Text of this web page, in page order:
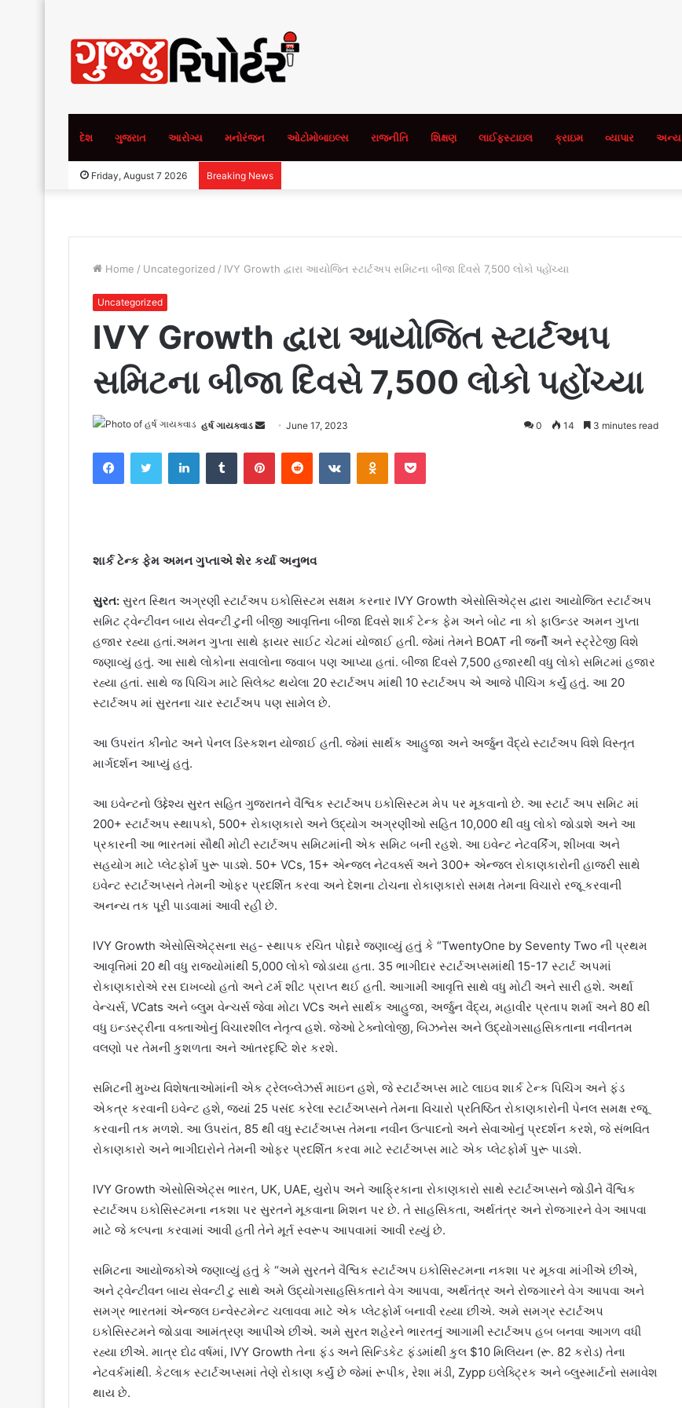
દેશ ગુજરાત આરોગ્ય મનોરંજન ઓટોમોબાઇલ્સ રાજનીતિ શિક્ષણ લાઈફસ્ટાઇલ ક્રાઇમ વ્યાપાર અન્ય
Friday, August 7 2026 Breaking News
Home / Uncategorized / IVY Growth દ્વારા આયોજિત સ્ટાર્ટઅપ સમિટના બીજા દિવસે 7,500 લોકો પહોંચ્યા
Uncategorized
IVY Growth દ્વારા આયોજિત સ્ટાર્ટઅપ
સમિટના બીજા દિવસે 7,500 લોકો પહોંચ્યા
હર્ષ ગાયક્વાડ
d
m
i
l
June 17, 2023 0 14 3 minutes read
શાર્ક ટેન્ક ફેમ અમન ગુપ્તાએ શેર કર્યા અનુભવ
સુરત: સુરત સ્થિત અગ્રણી સ્ટાર્ટઅપ ઇકોસિસ્ટમ સક્ષમ કરનાર IVY Growth એસોસિએટ્સ દ્વારા આયોજિત સ્ટાર્ટઅપ
સમિટ ટ્વેન્ટીવન બાય સેવન્ટી ટુની બીજી આવૃત્તિના બીજા દિવસે શાર્ક ટેન્ક ફેમ અને બોટ ના કો ફાઉન્ડર અમન ગુપ્તા
હજાર રહ્યા હતાં.અમન ગુપ્તા સાથે ફાયર સાઈટ ચેટમાં યોજાઈ હતી. જેમાં તેમને BOAT ની જર્ની અને સ્ટ્રેટેજી વિશે
જણાવ્યું હતું. આ સાથે લોકોના સવાલોના જવાબ પણ આપ્યા હતાં. બીજા દિવસે 7,500 હજારથી વધુ લોકો સમિટમાં હજાર
રહ્યા હતાં. સાથે જ પિચિંગ માટે સિલેક્ટ થયેલા 20 સ્ટાર્ટઅપ માંથી 10 સ્ટાર્ટઅપ એ આજે પીચિંગ કર્યું હતું. આ 20
સ્ટાર્ટઅપ માં સુરતના ચાર સ્ટાર્ટઅપ પણ સામેલ છે.
આ ઉપરાંત કીનોટ અને પેનલ ડિસ્કશન યોજાઈ હતી. જેમાં સાર્થક આહુજા અને અર્જુન વૈદ્યે સ્ટાર્ટઅપ વિશે વિસ્તૃત
માર્ગદર્શન આપ્યું હતું.
આ ઇવેન્ટનો ઉદ્દેશ્ય સુરત સહિત ગુજરાતને વૈશ્વિક સ્ટાર્ટઅપ ઇકોસિસ્ટમ મેપ પર મૂકવાનો છે. આ સ્ટાર્ટ અપ સમિટ માં
200+ સ્ટાર્ટઅપ સ્થાપકો, 500+ રોકાણકારો અને ઉદ્યોગ અગ્રણીઓ સહિત 10,000 થી વધુ લોકો જોડાશે અને આ
પ્રકારની આ ભારતમાં સૌથી મોટી સ્ટાર્ટઅપ સમિટમાંની એક સમિટ બની રહશે. આ ઇવેન્ટ નેટવર્કિંગ, શીખવા અને
સહયોગ માટે પ્લેટફોર્મ પુરૂ પાડશે. 50+ VCs, 15+ એન્જલ નેટવર્ક્સ અને 300+ એન્જલ રોકાણકારોની હાજરી સાથે
ઇવેન્ટ સ્ટાર્ટઅપ્સને તેમની ઓફર પ્રદર્શિત કરવા અને દેશના ટોચના રોકાણકારો સમક્ષ તેમના વિચારો રજૂ કરવાની
અનન્ય તક પૂરી પાડવામાં આવી રહી છે.
IVY Growth એસોસિએટ્સના સહ- સ્થાપક રચિત પોદ્દારે જણાવ્યું હતું કે “TwentyOne by Seventy Two ની પ્રથમ
આવૃત્તિમાં 20 થી વધુ રાજ્યોમાંથી 5,000 લોકો જોડાયા હતા. 35 ભાગીદાર સ્ટાર્ટઅપ્સમાંથી 15-17 સ્ટાર્ટ અપમાં
રોકાણકારોએ રસ દાખવ્યો હતો અને ટર્મ શીટ પ્રાપ્ત થઈ હતી. આગામી આવૃત્તિ સાથે વધુ મોટી અને સારી હશે. અર્થા
વેન્ચર્સ, VCats અને બ્લુમ વેન્ચર્સ જેવા મોટા VCs અને સાર્થક આહુજા, અર્જુન વૈદ્ય, મહાવીર પ્રતાપ શર્મા અને 80 થી
વધુ ઇન્ડસ્ટ્રીના વક્તાઓનું વિચારશીલ નેતૃત્વ હશે. જેઓ ટેક્નોલોજી, બિઝનેસ અને ઉદ્યોગસાહસિકતાના નવીનતમ
વલણો પર તેમની કુશળતા અને આંતરદૃષ્ટિ શેર કરશે.
સમિટની મુખ્ય વિશેષતાઓમાંની એક ટ્રેલબ્લેઝર્સ માઇન હશે, જે સ્ટાર્ટઅપ્સ માટે લાઇવ શાર્ક ટેન્ક પિચિંગ અને ફંડ
એકત્ર કરવાની ઇવેન્ટ હશે, જ્યાં 25 પસંદ કરેલા સ્ટાર્ટઅપ્સને તેમના વિચારો પ્રતિષ્ઠિત રોકાણકારોની પેનલ સમક્ષ રજૂ
કરવાની તક મળશે. આ ઉપરાંત, 85 થી વધુ સ્ટાર્ટઅપ્સ તેમના નવીન ઉત્પાદનો અને સેવાઓનું પ્રદર્શન કરશે, જે સંભવિત
રોકાણકારો અને ભાગીદારોને તેમની ઓફર પ્રદર્શિત કરવા માટે સ્ટાર્ટઅપ્સ માટે એક પ્લેટફોર્મ પુરૂ પાડશે.
IVY Growth એસોસિએટ્સ ભારત, UK, UAE, યુરોપ અને આફ્રિકાના રોકાણકારો સાથે સ્ટાર્ટઅપ્સને જોડીને વૈશ્વિક
સ્ટાર્ટઅપ ઇકોસિસ્ટમના નકશા પર સુરતને મૂકવાના મિશન પર છે. તે સાહસિકતા, અર્થતંત્ર અને રોજગારને વેગ આપવા
માટે જે કલ્પના કરવામાં આવી હતી તેને મૂર્ત સ્વરૂપ આપવામાં આવી રહ્યું છે.
સમિટના આયોજકોએ જણાવ્યું હતું કે “અમે સુરતને વૈશ્વિક સ્ટાર્ટઅપ ઇકોસિસ્ટમના નકશા પર મૂકવા માંગીએ છીએ,
અને ટ્વેન્ટીવન બાય સેવન્ટી ટુ સાથે અમે ઉદ્યોગસાહસિકતાને વેગ આપવા, અર્થતંત્ર અને રોજગારને વેગ આપવા અને
સમગ્ર ભારતમાં એન્જલ ઇન્વેસ્ટમેન્ટ ચલાવવા માટે એક પ્લેટફોર્મ બનાવી રહ્યા છીએ. અમે સમગ્ર સ્ટાર્ટઅપ
ઇકોસિસ્ટમને જોડાવા આમંત્રણ આપીએ છીએ. અમે સુરત શહેરને ભારતનું આગામી સ્ટાર્ટઅપ હબ બનવા આગળ વધી
રહ્યા છીએ. માત્ર દોઢ વર્ષમાં, IVY Growth તેના ફંડ અને સિન્ડિકેટ ફંડમાંથી કુલ $10 મિલિયન (રૂ. 82 કરોડ) તેના
નેટવર્કમાંથી. કેટલાક સ્ટાર્ટઅપ્સમાં તેણે રોકાણ કર્યું છે જેમાં રૂપીક, રેશા મંડી, Zypp ઇલેક્ટ્રિક અને બ્લુસ્માર્ટનો સમાવેશ
થાય છે.